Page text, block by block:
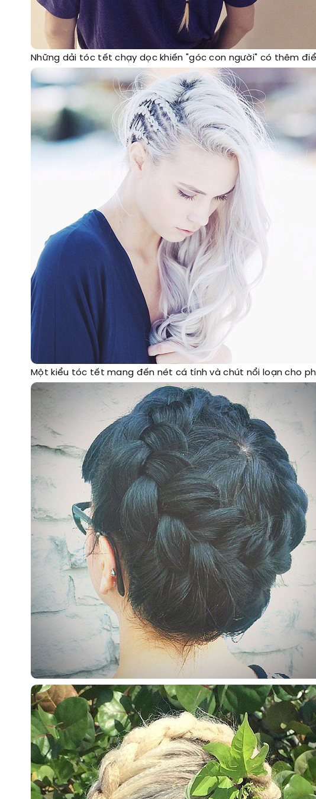
Những dải tóc tết chạy dọc khiến "góc con người" có thêm
Một kiểu tóc tết mang đến nét cá tính và chút nổi loạn cho